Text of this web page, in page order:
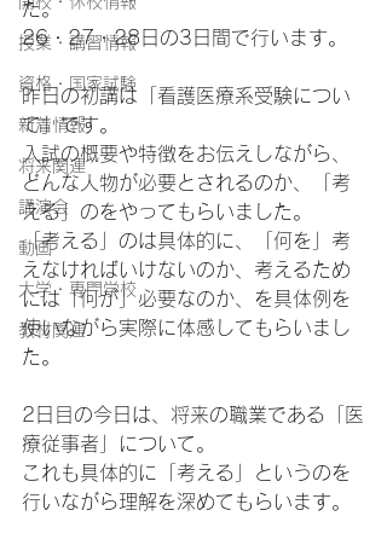
授業・講習情報
資格・国家試験
新着情報
将来関連
講演会
動画
大学・専門学校
教材関連
た。
26・27・28日の3日間で行います。
昨日の初講は「看護医療系受験につい
て」です。
入試の概要や特徴をお伝えしながら、
どんな人物が必要とされるのか、「考
える」のをやってもらいました。
「考える」のは具体的に、「何を」考
えなければいけないのか、考えるため
には「何が」必要なのか、を具体例を
使いながら実際に体感してもらいまし
た。
2日目の今日は、将来の職業である「医
療従事者」について。
これも具体的に「考える」というのを
行いながら理解を深めてもらいます。